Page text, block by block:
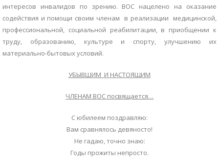
интересов инвалидов по зрению. ВОС нацелено на оказание
содействия и помощи своим членам в реализации медицинской,
профессиональной, социальной реабилитации, в приобщении к
труду, образованию, культуре и спорту, улучшению их
материально-бытовых условий.
УБЫВШИМ И НАСТОЯЩИМ
ЧЛЕНАМ ВОС посвящается…
С юбилеем поздравляю:
Вам сравнялось девяносто!
Не гадаю, точно знаю:
Годы прожиты непросто.